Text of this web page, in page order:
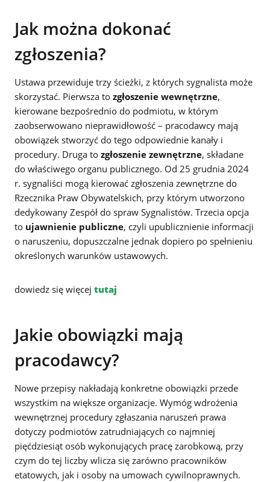
Jak można dokonać
zgłoszenia?
Ustawa przewiduje trzy ścieżki, z których sygnalista może
skorzystać. Pierwsza to zgłoszenie wewnętrzne,
kierowane bezpośrednio do podmiotu, w którym
zaobserwowano nieprawidłowość – pracodawcy mają
obowiązek stworzyć do tego odpowiednie kanały i
procedury. Druga to zgłoszenie zewnętrzne, składane
do właściwego organu publicznego. Od 25 grudnia 2024
r. sygnaliści mogą kierować zgłoszenia zewnętrzne do
Rzecznika Praw Obywatelskich, przy którym utworzono
dedykowany Zespół do spraw Sygnalistów. Trzecia opcja
to ujawnienie publiczne, czyli upublicznienie informacji
o naruszeniu, dopuszczalne jednak dopiero po spełnieniu
określonych warunków ustawowych.
dowiedz się więcej tutaj
Jakie obowiązki mają
pracodawcy?
Nowe przepisy nakładają konkretne obowiązki przede
wszystkim na większe organizacje. Wymóg wdrożenia
wewnętrznej procedury zgłaszania naruszeń prawa
dotyczy podmiotów zatrudniających co najmniej
pięćdziesiąt osób wykonujących pracę zarobkową, przy
czym do tej liczby wlicza się zarówno pracowników
etatowych, jak i osoby na umowach cywilnoprawnych.